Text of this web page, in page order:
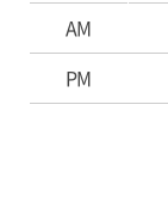
AM
PM